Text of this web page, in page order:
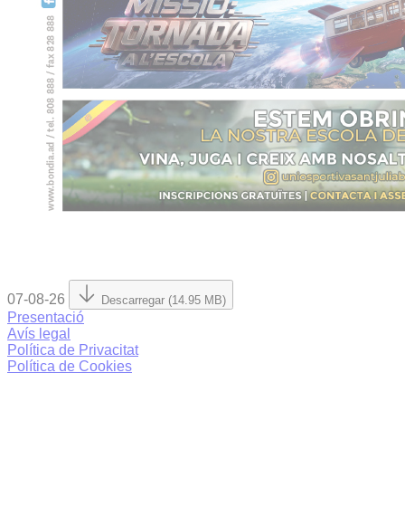
07-08-26 Descarregar (14.95 MB)
Presentació
Avís legal
Política de Privacitat
Política de Cookies